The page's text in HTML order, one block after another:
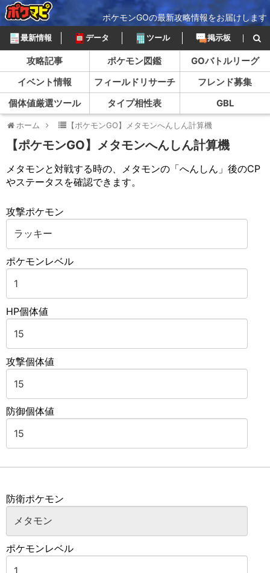
ポケモンGOの最新攻略情報をお届けします
最新情報 データ ツール 掲示板
攻略記事 ポケモン図鑑
GOバトルリーグ
イベント情報
フィールドリサーチ
フレンド募集
個体値厳選ツール
タイプ相性表 GBL
ホーム 【ポケモンGO】メタモンへんしん計算機
【ポケモンGO】メタモンへんしん計算機
メタモンと対戦する時の、メタモンの「へんしん」後のCP
やステータスを確認できます。
攻撃ポケモン
ポケモンレベル
HP個体値
攻撃個体値
防御個体値
防衛ポケモン
ポケモンレベル